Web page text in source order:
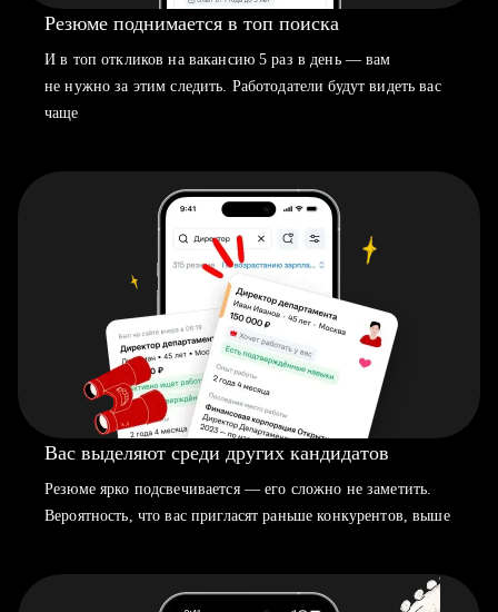
Резюме поднимается в топ поиска
И в топ откликов на вакансию 5 раз в день — вам
не нужно за этим следить. Работодатели будут видеть вас
чаще
Вас выделяют среди других кандидатов
Резюме ярко подсвечивается — его сложно не заметить.
Вероятность, что вас пригласят раньше конкурентов, выше